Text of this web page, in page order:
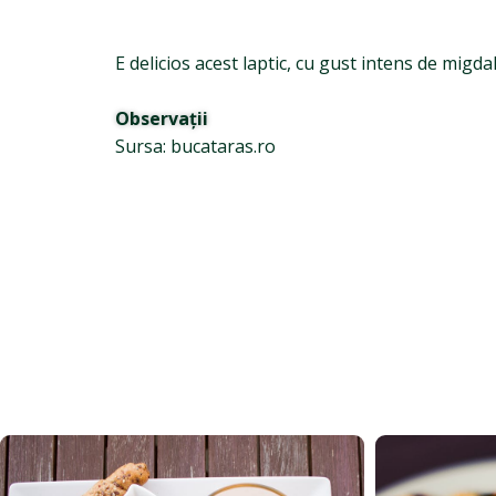
E delicios acest laptic, cu gust intens de
Observații
Sursa: bucataras.ro